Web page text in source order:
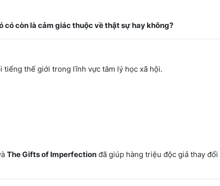
có còn là cảm giác thuộc về thật sự hay không?
tiếng thế giới trong lĩnh vực tâm lý học xã hội.
The Gifts of Imperfection đã giúp hàng triệu độc giả thay đổi